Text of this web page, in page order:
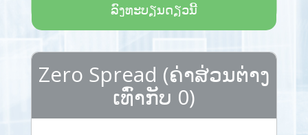
ລົງທະບຽນດຽວນີ້
Zero Spread (ຄ່າສ່ວນຕ່າງ
ເທົ່າກັບ 0)